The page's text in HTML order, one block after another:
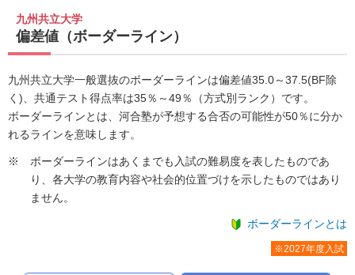
九州共立大学
偏差値（ボーダーライン）
九州共立大学一般選抜のボーダーラインは偏差値35.0～37.5(BF除
く)、共通テスト得点率は35％～49％（方式別ランク）です。
ボーダーラインとは、河合塾が予想する合否の可能性が50％に分か
れるラインを意味します。
ボーダーラインはあくまでも入試の難易度を表したものであ
り、各大学の教育内容や社会的位置づけを示したものではあり
ません。
ボーダーラインとは
※2027年度入試